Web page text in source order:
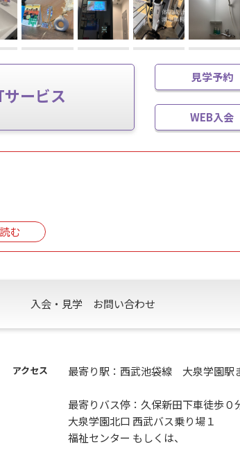
ービス
見学予約
WEB入会
ろしくお願いいたします。
入会・見学 お問い合わせ
アクセス 最寄り駅：西武池袋線 大泉学園駅
最寄りバス停：久保新田下車徒歩０
大泉学園北口 西武バス乗り場１
福祉センター もしくは、